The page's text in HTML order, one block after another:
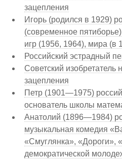
зацепления
Игорь (родился в 1929)
(современное
игр (1956, 1964), мира (в
Российский эстрадный
Советский изобретатель
зацепления
Петр (1901—1975)
основатель школы
Анатолий (1896—1984)
музыкальная комедия
«Смуглянка», «Дороги»,
демократической